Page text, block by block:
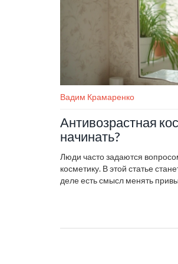
Вадим Крамаренко
Антивозрастная
начинать?
Люди часто задаются
косметику. В этой статье
деле есть смысл менять